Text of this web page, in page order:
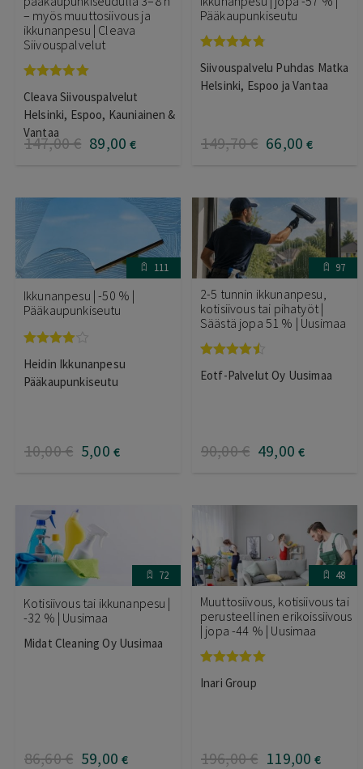
– myös muuttosiivous ja
ikkunanpesu | Cleava
Siivouspalvelut
tuotteesta:
5.00/ 5
Cleava Siivouspalvelut
Helsinki, Espoo, Kauniainen &
Vantaa
147,00€ 89,00 €
Pääkaupunkiseutu
tuotteesta:
4.75/ 5
Siivouspalvelu Puhdas Matka
Helsinki, Espoo ja Vantaa
149,70€ 66,00 €
111
Ikkunanpesu | -50 % |
Pääkaupunkiseutu
tuotteesta:
4.00 / 5
Heidin Ikkunanpesu
Pääkaupunkiseutu
10,00€ 5,00 €
97
2-5 tunnin ikkunanpesu,
kotisiivous tai pihatyöt |
Säästä jopa 51 % | Uusimaa
tuotteesta:
Eotf-Palvelut Oy Uusimaa
90,00€ 49,00 €
72
Kotisiivous tai ikkunanpesu |
-32 % | Uusimaa
Midat Cleaning Oy Uusimaa
86,60€ 59,00 €
48
Muuttosiivous, kotisiivous tai
perusteellinen erikoissiivous
| jopa -44 % | Uusimaa
tuotteesta:
Inari Group
196,00€ 119,00 €